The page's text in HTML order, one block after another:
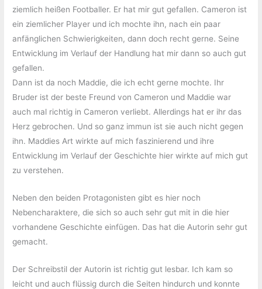
ziemlich heißen Footballer. Er hat mir gut gefallen. Cameron ist
ein ziemlicher Player und ich mochte ihn, nach ein paar
anfänglichen Schwierigkeiten, dann doch recht gerne. Seine
Entwicklung im Verlauf der Handlung hat mir dann so auch gut
gefallen.
Dann ist da noch Maddie, die ich echt gerne mochte. Ihr
Bruder ist der beste Freund von Cameron und Maddie war
auch mal richtig in Cameron verliebt. Allerdings hat er ihr das
Herz gebrochen. Und so ganz immun ist sie auch nicht gegen
ihn. Maddies Art wirkte auf mich faszinierend und ihre
Entwicklung im Verlauf der Geschichte hier wirkte auf mich gut
zu verstehen.
Neben den beiden Protagonisten gibt es hier noch
Nebencharaktere, die sich so auch sehr gut mit in die hier
vorhandene Geschichte einfügen. Das hat die Autorin sehr gut
gemacht.
Der Schreibstil der Autorin ist richtig gut lesbar. Ich kam so
leicht und auch flüssig durch die Seiten hindurch und konnte